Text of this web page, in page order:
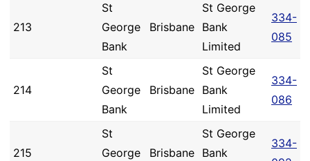
213
St
George
Bank
Brisbane
St George
Bank
Limited
334-
085
214
St
George
Bank
Brisbane
St George
Bank
Limited
334-
086
215
St
George
Brisbane
St George
Bank
334-